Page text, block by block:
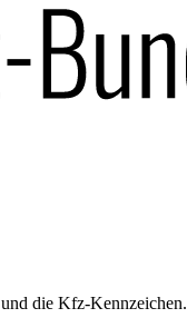
die Kfz-Kennzeichen.